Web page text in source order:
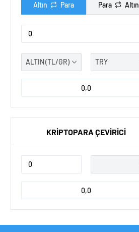
Altın Para Para Altın
0,0
KRİPTOPARA ÇEVİRİCİ
0,0